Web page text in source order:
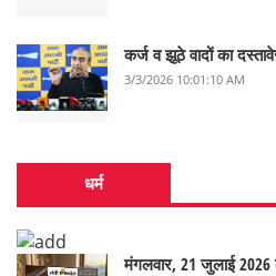
कर्ज व झूठे वादों का
3/3/2026 10:01:10 AM
धर्म
मंगलवार, 21 जुलाई 2026